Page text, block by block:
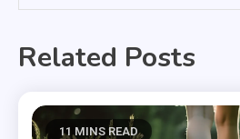
Related Posts
11 MINS READ